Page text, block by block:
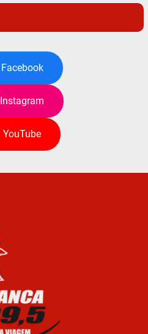
Facebook
Instagram
YouTube